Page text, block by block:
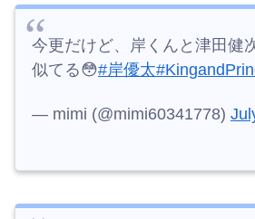
今更だけど、岸くんと津田健
似てる😳#岸優太
— mimi (@mimi60341778)